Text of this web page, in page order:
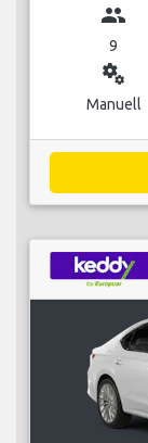
group
9
miscellaneous_services
Manuell